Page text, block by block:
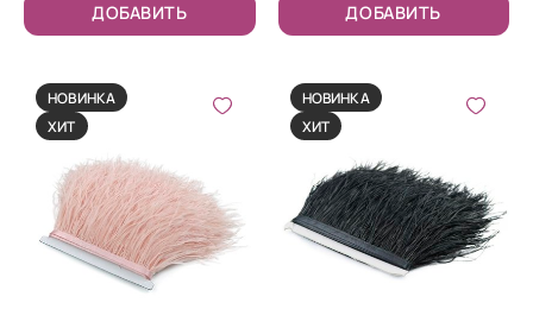
ДОБАВИТЬ ДОБАВИТЬ
НОВИНКА
ХИТ
НОВИНКА
ХИТ